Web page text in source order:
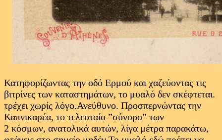
Κατηφορίζωντας την οδό Ερμού και χαζεύοντας τις
βιτρίνες των καταστημάτων, το μυαλό δεν σκέφτεται.
τρέχει χωρίς λόγο.Ανεύθυνο. Προσπερνώντας την
Καπνικαρέα, το τελευταίο ”σύνορο” των
2 κόσμων, ανατολικά αυτών, λίγα μέτρα παρακάτω,